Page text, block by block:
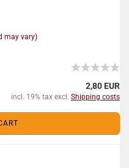
may vary)
2,80 EUR
incl. 19% tax excl. Shipping costs